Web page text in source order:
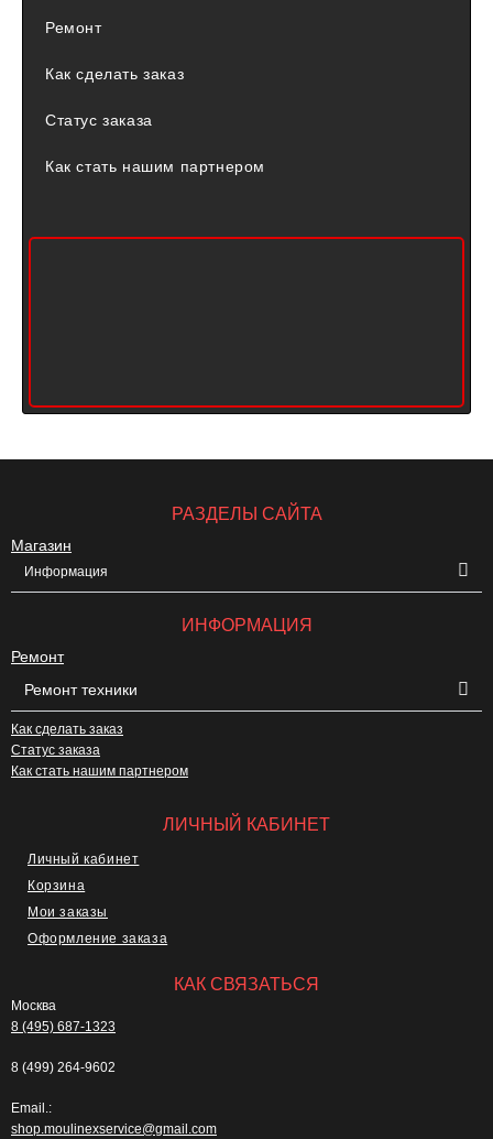
Ремонт
Как сделать заказ
Статус заказа
Как стать нашим партнером
РАЗДЕЛЫ САЙТА
Магазин
Информация
ИНФОРМАЦИЯ
Ремонт
Ремонт техники
Как сделать заказ
Статус заказа
Как стать нашим партнером
ЛИЧНЫЙ КАБИНЕТ
Личный кабинет
Корзина
Мои заказы
Оформление заказа
КАК СВЯЗАТЬСЯ
Москва
8 (495) 687-1323
8 (499) 264-9602
Email.:
shop.moulinexservice@gmail.com